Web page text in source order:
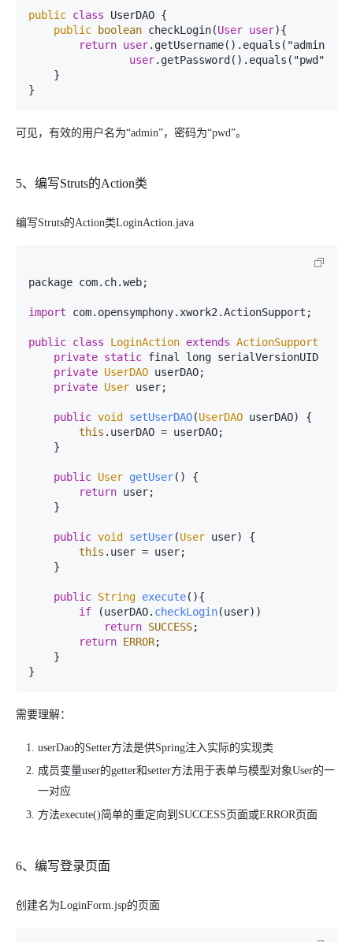
public class UserDAO {
public
boolean checkLogin(User user){
return user.getUsername().equals("admin")
user.getPassword().equals("pwd");
    }
}
可见，有效的用户名为“admin”，密码为“pwd”。
5、编写Struts的Action类
编写Struts的Action类LoginAction.java
package com. ch.web;
import com. opensymphony.xwork2.ActionSupport ;
public class LoginAction extends ActionSupport
private static final long serialVersionUID =
private UserDAO userDAO;
private User user;
public void setUserDAO(UserDAO userDAO) {
this . userDAO = userDAO;
    }
public User getUser( ) {
return user;
    }
public void setUser(User user) {
this . user = user;
    }
public String execute( ){
if (userDAO. checkLogin(user))
return SUCCESS;
return ERROR;
    }
}
需要理解：
userDao的Setter方法是供Spring注入实际的实现类
成员变量user的getter和setter方法用于表单与模型对象User的一
一对应
方法execute()简单的重定向到SUCCESS页面或ERROR页面
6、编写登录页面
创建名为LoginForm.jsp的页面